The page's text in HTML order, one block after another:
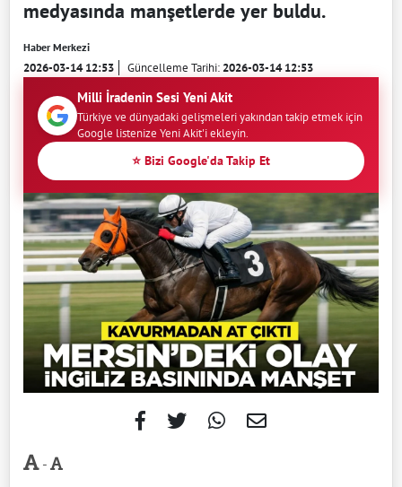
medyasında manşetlerde yer buldu.
Haber Merkezi
2026-03-14 12:53 Güncelleme Tarihi:2026-03-14 12:53
Milli İradenin Sesi Yeni Akit
Türkiye ve dünyadaki gelişmeleri yakından takip etmek için
Google listenize Yeni Akit'i ekleyin.
⭐ Bizi Google'da Takip Et
-